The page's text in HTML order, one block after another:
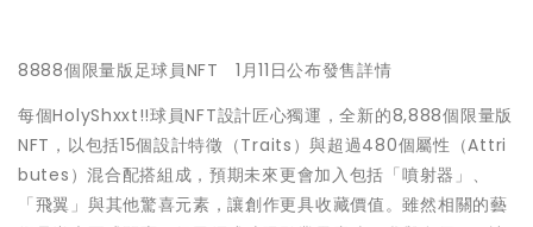
8888個限量版足球員NFT 1月11日公布發售詳情
每個HolyShxxt!!球員NFT設計匠心獨運，全新的8,888個限量版
NFT，以包括15個設計特徵（Traits）與超過480個屬性（Attri
butes）混合配搭組成，預期未來更會加入包括「噴射器」、
「飛翼」與其他驚喜元素，讓創作更具收藏價值。雖然相關的藝